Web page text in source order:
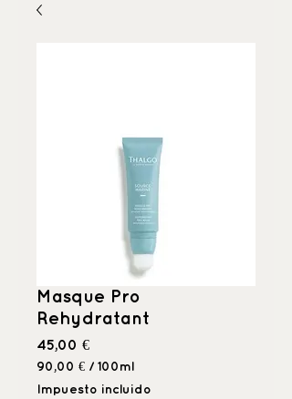
Masque Pro
Rehydratant
45,00 €Precio
90,00 € / 100ml
90,00 €
Impuesto incluido